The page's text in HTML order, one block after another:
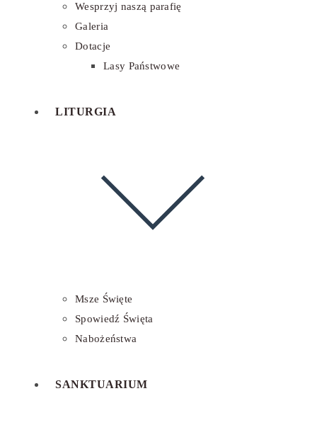
Wesprzyj naszą parafię
Galeria
Dotacje
Lasy Państwowe
LITURGIA
Msze Święte
Spowiedź Święta
Nabożeństwa
SANKTUARIUM